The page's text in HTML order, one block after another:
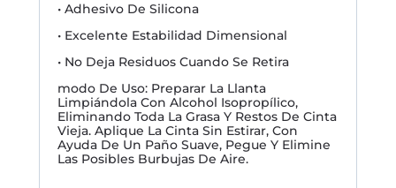
• Adhesivo De Silicona
• Excelente Estabilidad Dimensional
• No Deja Residuos Cuando Se Retira
modo De Uso: Preparar La Llanta
Limpiándola Con Alcohol Isopropílico,
Eliminando Toda La Grasa Y Restos De Cinta
Vieja. Aplique La Cinta Sin Estirar, Con
Ayuda De Un Paño Suave, Pegue Y Elimine
Las Posibles Burbujas De Aire.